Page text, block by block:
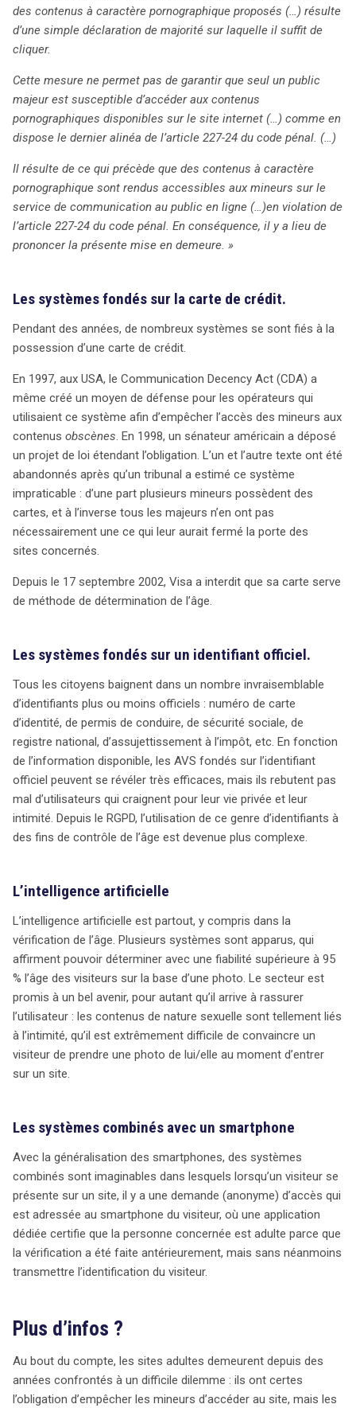
des contenus à caractère pornographique proposés (…) résulte
d’une simple déclaration de majorité sur laquelle il suffit de
cliquer.
Cette mesure ne permet pas de garantir que seul un public
majeur est susceptible d’accéder aux contenus
pornographiques disponibles sur le site internet (…) comme en
dispose le dernier alinéa de l’article 227-24 du code pénal. (…)
Il résulte de ce qui précède que des contenus à caractère
pornographique sont rendus accessibles aux mineurs sur le
service de communication au public en ligne (…)en violation de
l’article 227-24 du code pénal. En conséquence, il y a lieu de
prononcer la présente mise en demeure. »
Les systèmes fondés sur la carte de crédit.
Pendant des années, de nombreux systèmes se sont fiés à la
possession d’une carte de crédit.
En 1997, aux USA, le Communication Decency Act (CDA) a
même créé un moyen de défense pour les opérateurs qui
utilisaient ce système afin d’empêcher l’accès des mineurs aux
contenus obscènes. En 1998, un sénateur américain a déposé
un projet de loi étendant l’obligation. L’un et l’autre texte ont été
abandonnés après qu’un tribunal a estimé ce système
impraticable : d’une part plusieurs mineurs possèdent des
cartes, et à l’inverse tous les majeurs n’en ont pas
nécessairement une ce qui leur aurait fermé la porte des
sites concernés.
Depuis le 17 septembre 2002, Visa a interdit que sa carte serve
de méthode de détermination de l’âge.
Les systèmes fondés sur un identifiant officiel.
Tous les citoyens baignent dans un nombre invraisemblable
d’identifiants plus ou moins officiels : numéro de carte
d’identité, de permis de conduire, de sécurité sociale, de
registre national, d’assujettissement à l’impôt, etc. En fonction
de l’information disponible, les AVS fondés sur l’identifiant
officiel peuvent se révéler très efficaces, mais ils rebutent pas
mal d’utilisateurs qui craignent pour leur vie privée et leur
intimité. Depuis le RGPD, l’utilisation de ce genre d’identifiants à
des fins de contrôle de l’âge est devenue plus complexe.
L’intelligence artificielle
L’intelligence artificielle est partout, y compris dans la
vérification de l’âge. Plusieurs systèmes sont apparus, qui
affirment pouvoir déterminer avec une fiabilité supérieure à 95
% l’âge des visiteurs sur la base d’une photo. Le secteur est
promis à un bel avenir, pour autant qu’il arrive à rassurer
l’utilisateur : les contenus de nature sexuelle sont tellement liés
à l’intimité, qu’il est extrêmement difficile de convaincre un
visiteur de prendre une photo de lui/elle au moment d’entrer
sur un site.
Les systèmes combinés avec un smartphone
Avec la généralisation des smartphones, des systèmes
combinés sont imaginables dans lesquels lorsqu’un visiteur se
présente sur un site, il y a une demande (anonyme) d’accès qui
est adressée au smartphone du visiteur, où une application
dédiée certifie que la personne concernée est adulte parce que
la vérification a été faite antérieurement, mais sans néanmoins
transmettre l’identification du visiteur.
Plus d’infos ?
Au bout du compte, les sites adultes demeurent depuis des
années confrontés à un difficile dilemme : ils ont certes
l’obligation d’empêcher les mineurs d’accéder au site, mais les
search